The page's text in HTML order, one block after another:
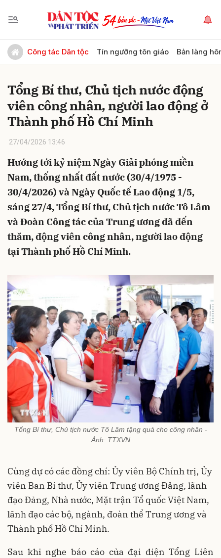
Công tác Dân tộc Tín ngưỡng tôn giáo Bản làng
Tổng Bí thư, Chủ tịch nước động
viên công nhân, người lao động ở
Thành phố Hồ Chí Minh
27/04/2026 13:46
Hướng tới kỷ niệm Ngày Giải phóng miền
Nam, thống nhất đất nước (30/4/1975 -
30/4/2026) và Ngày Quốc tế Lao động 1/5,
sáng 27/4, Tổng Bí thư, Chủ tịch nước Tô Lâm
và Đoàn Công tác của Trung ương đã đến
thăm, động viên công nhân, người lao động
tại Thành phố Hồ Chí Minh.
Tổng Bí thư, Chủ tịch nước Tô Lâm tặng quà cho công nhân -
Ảnh: TTXVN
Cùng dự có các đồng chí: Ủy viên Bộ Chính trị, Ủy
viên Ban Bí thư, Ủy viên Trung ương Đảng, lãnh
đạo Đảng, Nhà nước, Mặt trận Tổ quốc Việt Nam,
lãnh đạo các bộ, ngành, đoàn thể Trung ương và
Thành phố Hồ Chí Minh.
Sau khi nghe báo cáo của đại diện Tổng Liên
Gửi bình luận